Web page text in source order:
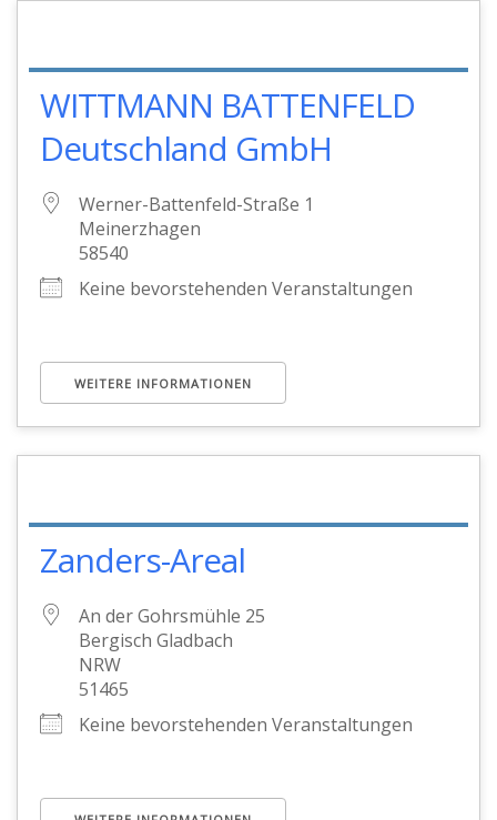
WITTMANN BATTENFELD
Deutschland GmbH
Werner-Battenfeld-Straße 1
Meinerzhagen
58540
Keine bevorstehenden Veranstaltungen
WEITERE INFORMATIONEN
Zanders-Areal
An der Gohrsmühle 25
Bergisch Gladbach
NRW
51465
Keine bevorstehenden Veranstaltungen